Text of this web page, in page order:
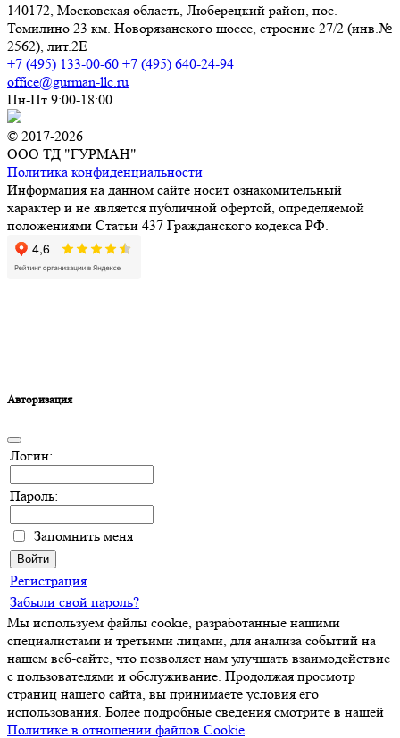
140172, Московская область, Люберецкий район, пос.
Томилино 23 км. Новорязанского шоссе, строение 27/2 (инв.№
2562), лит.2Е
+7 (495) 133-00-60 +7 (495) 640-24-94
office@gurman-llc.ru
Пн-Пт 9:00-18:00
© 2017-2026
ООО ТД "ГУРМАН"
Политика конфиденциальности
Информация на данном сайте носит ознакомительный
характер и не является публичной офертой, определяемой
положениями Статьи 437 Гражданского кодекса РФ.
Авторизация
Логин:
Пароль:
Запомнить меня
Регистрация
Забыли свой пароль?
Мы используем файлы cookie, разработанные нашими
специалистами и третьими лицами, для анализа событий на
нашем веб-сайте, что позволяет нам улучшать взаимодействие
с пользователями и обслуживание. Продолжая просмотр
страниц нашего сайта, вы принимаете условия его
использования. Более подробные сведения смотрите в нашей
Политике в отношении файлов Cookie.